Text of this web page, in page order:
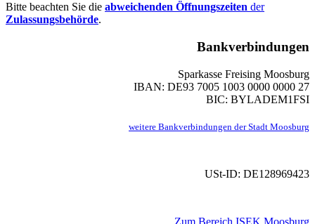
Bitte beachten Sie die abweichenden Öffnungszeiten der
Zulassungsbehörde.
Bankverbindungen
Sparkasse Freising Moosburg
IBAN: DE93 7005 1003 0000 0000 27
BIC: BYLADEM1FSI
weitere Bankverbindungen der Stadt Moosburg
USt-ID: DE128969423
Zum Bereich ISEK Moosburg